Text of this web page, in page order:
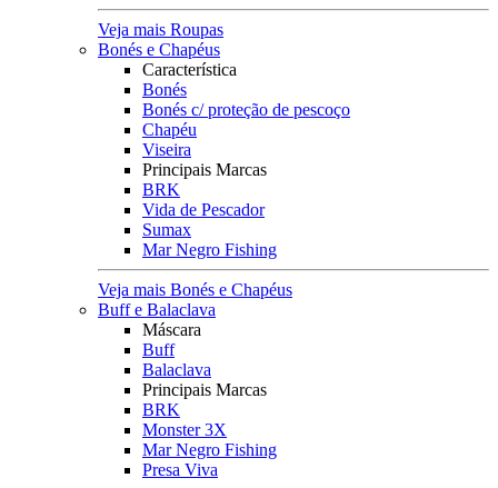
Veja mais Roupas
Bonés e Chapéus
Característica
Bonés
Bonés c/ proteção de pescoço
Chapéu
Viseira
Principais Marcas
BRK
Vida de Pescador
Sumax
Mar Negro Fishing
Veja mais Bonés e Chapéus
Buff e Balaclava
Máscara
Buff
Balaclava
Principais Marcas
BRK
Monster 3X
Mar Negro Fishing
Presa Viva